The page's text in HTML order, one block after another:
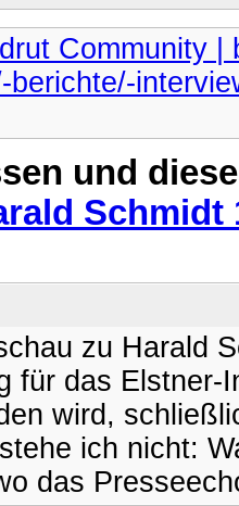
Community |
berichte/-
und
Schmidt
zu Harald
für das
wird,
ich nicht:
das